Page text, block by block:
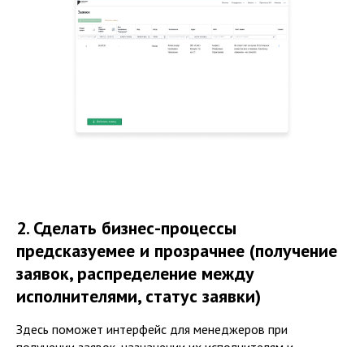
2. Сделать бизнес-процессы
предсказуемее и прозрачнее (получение
заявок, распределение между
исполнителями, статус заявки)
Здесь поможет интерфейс для менеджеров при